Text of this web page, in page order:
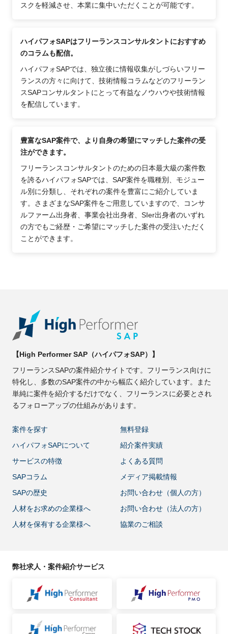
スクを軽減させ、本業に集中いただくことが可能です。
ハイパフォSAPはフリーランスコンサルタントにおすすめ
のコラムも配信。
ハイパフォSAPでは、独立後に情報収集がしづらいフリー
ランスの方々に向けて、技術情報コラムなどのフリーラン
スSAPコンサルタントにとって有益なノウハウや技術情報
を配信しています。
豊富なSAP案件で、より自身の希望にマッチした案件の受
注ができます。
フリーランスコンサルタントのための日本最大級の案件数
を誇るハイパフォSAPでは、SAP案件を職種別、モジュー
ル別に分類し、それぞれの案件を豊富にご紹介していま
す。さまざまなSAP案件をご用意していますので、コンサ
ルファーム出身者、事業会社出身者、SIer出身者のいずれ
の方でもご経歴・ご希望にマッチした案件の受注いただく
ことができます。
【High Performer SAP（ハイパフォSAP）】
フリーランスSAPの案件紹介サイトです。フリーランス向けに
特化し、多数のSAP案件の中から幅広く紹介しています。また
単純に案件を紹介するだけでなく、フリーランスに必要とされ
るフォローアップの仕組みがあります。
案件を探す
無料登録
ハイパフォSAPについて
紹介案件実績
サービスの特徴
よくある質問
SAPコラム
メディア掲載情報
SAPの歴史
お問い合わせ（個人の方）
人材をお求めの企業様へ
お問い合わせ（法人の方）
人材を保有する企業様へ
協業のご相談
弊社求人・案件紹介サービス